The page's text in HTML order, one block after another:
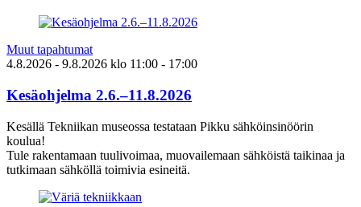
Muut tapahtumat
4.8.2026 - 9.8.2026 klo 11:00 - 17:00
Kesäohjelma 2.6.–11.8.2026
Kesällä Tekniikan museossa testataan Pikku sähköinsinöörin
koulua!
Tule rakentamaan tuulivoimaa, muovailemaan sähköistä taikinaa ja
tutkimaan sähköllä toimivia esineitä.